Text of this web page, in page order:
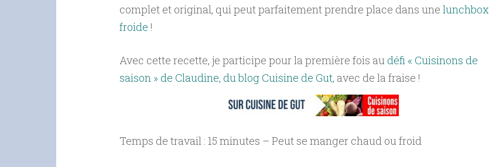
complet et original, qui peut parfaitement prendre place dans une lunchbox
froide !
Avec cette recette, je participe pour la première fois audéfi « Cuisinons de
saison » de Claudine, du blog Cuisine de Gut, avec de la fraise !
Temps de travail : 15 minutes – Peut se manger chaud ou froid